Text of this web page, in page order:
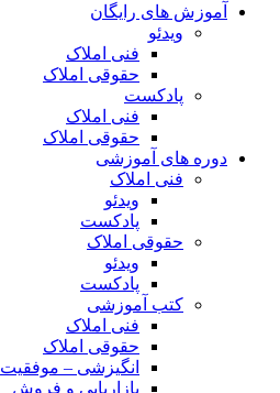
آموزش های رایگان
ویدئو
فنی املاک
حقوقی املاک
پادکست
فنی املاک
حقوقی املاک
دوره های آموزشی
فنی املاک
ویدئو
پادکست
حقوقی املاک
ویدئو
پادکست
کتب آموزشی
فنی املاک
حقوقی املاک
انگیزشی – موفقیت
بازاریابی و فروش